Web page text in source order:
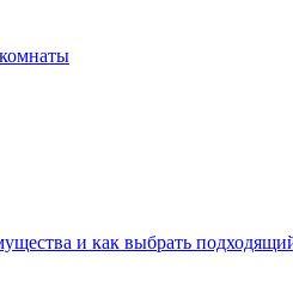
и как выбрать